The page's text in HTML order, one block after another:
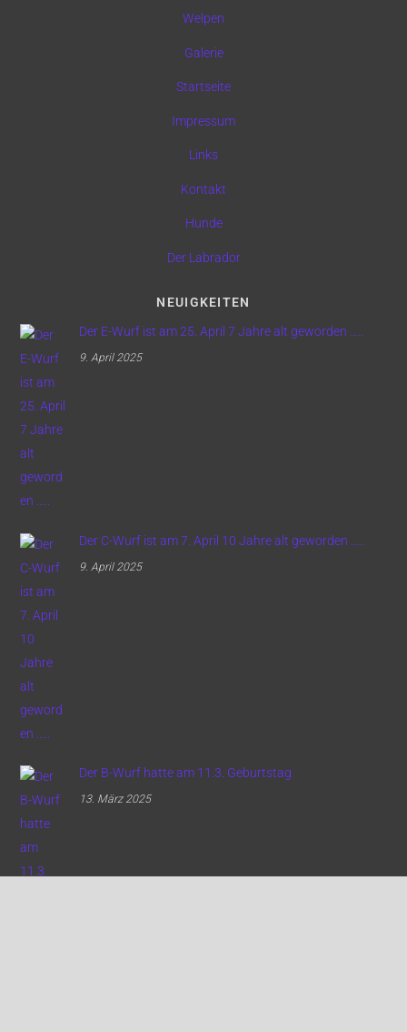
Welpen
Galerie
Startseite
Impressum
Links
Kontakt
Hunde
Der Labrador
NEUIGKEITEN
Der E-Wurf ist am 25. April 7 Jahre alt geworden …..
9. April 2025
Der C-Wurf ist am 7. April 10 Jahre alt geworden …..
9. April 2025
Der B-Wurf hatte am 11.3. Geburtstag
13. März 2025